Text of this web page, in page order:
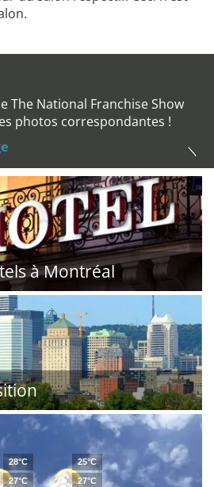
The National Franchise Show
photos correspondantes !
à Montréal
28°C
27°C
25°C
27°C